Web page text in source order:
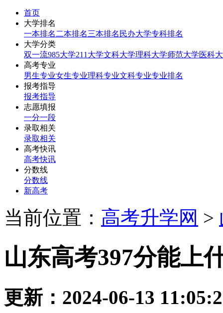
首页
大学排名
一本排名 二本排名三本排名 民办大学专科排名
大学分类
双一流985大学211大学文科大学理科大学师范大学医科
高考专业
男生专业女生专业理科专业文科专业专业排名
报考指导
报考指导
志愿填报
一分一段
录取相关
录取相关
高考快讯
高考快讯
分数线
分数线
新高考
当前位置： 高考升学网 >
山东高考397分能上
更新：2024-06-13